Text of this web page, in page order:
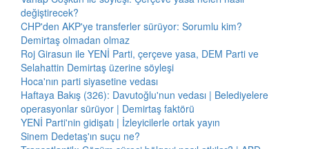
değiştirecek?
CHP'den AKP'ye transferler sürüyor: Sorumlu kim?
Demirtaş olmadan olmaz
Roj Girasun ile YENİ Parti, çerçeve yasa, DEM Parti ve
Selahattin Demirtaş üzerine söyleşi
Hoca'nın parti siyasetine vedası
Haftaya Bakış (326): Davutoğlu'nun vedası | Belediyelere
operasyonlar sürüyor | Demirtaş faktörü
YENİ Parti'nin gidişatı | İzleyicilerle ortak yayın
Sinem Dedetaş'ın suçu ne?